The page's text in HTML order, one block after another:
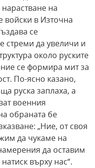
на
войски в Източна
се
стреми да увеличи и
около руските
се формира мит за
По-ясно казано,
руска заплаха, а
военния
обраната бе
„Ние, от своя
да чукаме на
да оставим
натиск върху нас“.